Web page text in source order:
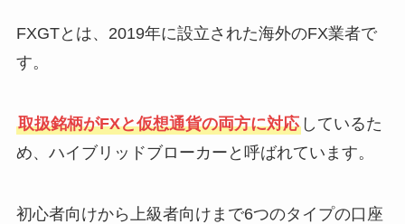
FXGTとは、2019年に設立された海外のFX業者で
す。
取扱銘柄がFXと仮想通貨の両方に対応しているた
め、ハイブリッドブローカーと呼ばれています。
初心者向けから上級者向けまで6つのタイプの口座